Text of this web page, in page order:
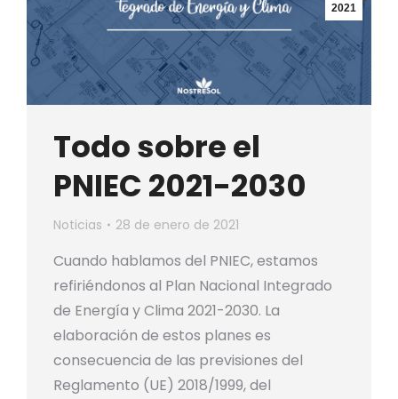
2021
Todo sobre el
PNIEC 2021-2030
Noticias 28 de enero de 2021
Cuando hablamos del PNIEC, estamos
refiriéndonos al Plan Nacional Integrado
de Energía y Clima 2021-2030. La
elaboración de estos planes es
consecuencia de las previsiones del
Reglamento (UE) 2018/1999, del